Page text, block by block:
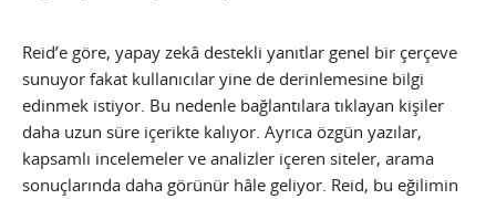
Reid’e göre, yapay zekâ destekli yanıtlar genel bir çerçeve
sunuyor fakat kullanıcılar yine de derinlemesine bilgi
edinmek istiyor. Bu nedenle bağlantılara tıklayan kişiler
daha uzun süre içerikte kalıyor. Ayrıca özgün yazılar,
kapsamlı incelemeler ve analizler içeren siteler, arama
sonuçlarında daha görünür hâle geliyor. Reid, bu eğilimin